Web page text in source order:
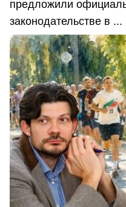
предложили
законодательстве в ...